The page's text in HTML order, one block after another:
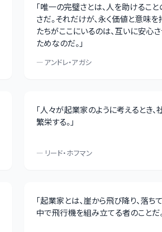
「唯一の完璧さとは、人を助けるこ
さだ。それだけが、永く価値と意味を
たちがここにいるのは、互いに安心
ためなのだ。」
—アンドレ・アガシ
「人々が起業家のように考えるとき、
繁栄する。」
— リード・ホフマン
「起業家とは、崖から飛び降り、落ち
中で飛行機を組み立てる者のことだ